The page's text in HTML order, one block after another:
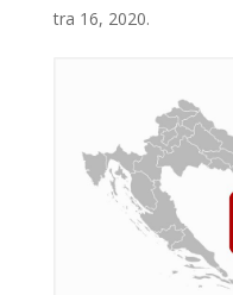
tra 16, 2020.